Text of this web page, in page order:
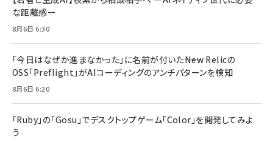
な距離感ー
8月6日 6:30
「今日はなぜか進まなかった」に名前が付いた――New Relicの
OSS「Preflight」がAIコーディングのアンチパターンを検知
8月6日 6:20
「Ruby」の「Gosu」でデスクトップゲーム「Color」を開発してみよ
う